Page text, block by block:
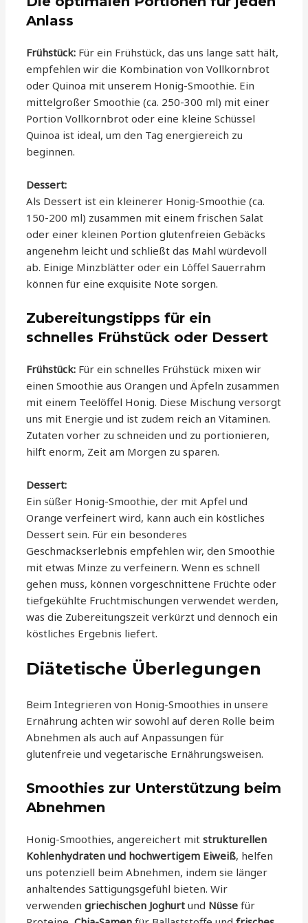
Anlass
Frühstück: Für ein Frühstück, das uns lange satt hält,
empfehlen wir die Kombination von Vollkornbrot
oder Quinoa mit unserem Honig-Smoothie. Ein
mittelgroßer Smoothie (ca. 250-300 ml) mit einer
Portion Vollkornbrot oder eine kleine Schüssel
Quinoa ist ideal, um den Tag energiereich zu
beginnen.
Dessert:
Als Dessert ist ein kleinerer Honig-Smoothie (ca.
150-200 ml) zusammen mit einem frischen Salat
oder einer kleinen Portion glutenfreien Gebäcks
angenehm leicht und schließt das Mahl würdevoll
ab. Einige Minzblätter oder ein Löffel Sauerrahm
können für eine exquisite Note sorgen.
Zubereitungstipps für ein
schnelles Frühstück oder Dessert
Frühstück: Für ein schnelles Frühstück mixen wir
einen Smoothie aus Orangen und Äpfeln zusammen
mit einem Teelöffel Honig. Diese Mischung versorgt
uns mit Energie und ist zudem reich an Vitaminen.
Zutaten vorher zu schneiden und zu portionieren,
hilft enorm, Zeit am Morgen zu sparen.
Dessert:
Ein süßer Honig-Smoothie, der mit Apfel und
Orange verfeinert wird, kann auch ein köstliches
Dessert sein. Für ein besonderes
Geschmackserlebnis empfehlen wir, den Smoothie
mit etwas Minze zu verfeinern. Wenn es schnell
gehen muss, können vorgeschnittene Früchte oder
tiefgekühlte Fruchtmischungen verwendet werden,
was die Zubereitungszeit verkürzt und dennoch ein
köstliches Ergebnis liefert.
Diätetische Überlegungen
Beim Integrieren von Honig-Smoothies in unsere
Ernährung achten wir sowohl auf deren Rolle beim
Abnehmen als auch auf Anpassungen für
glutenfreie und vegetarische Ernährungsweisen.
Smoothies zur Unterstützung beim
Abnehmen
Honig-Smoothies, angereichert mitstrukturellen
Kohlenhydraten und hochwertigem Eiweiß, helfen
uns potenziell beim Abnehmen, indem sie länger
anhaltendes Sättigungsgefühl bieten. Wir
verwendengriechischen Joghurt und Nüsse für